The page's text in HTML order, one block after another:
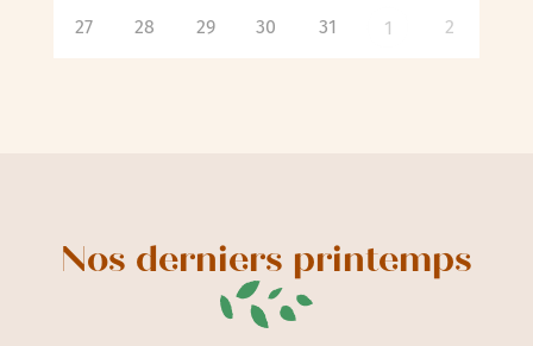
27 28 29 30 31 1 2
Nos derniers printemps